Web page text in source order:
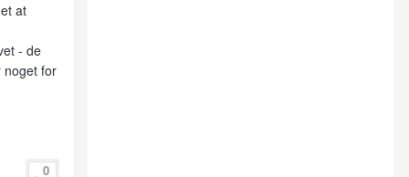
at
- de
noget for
0